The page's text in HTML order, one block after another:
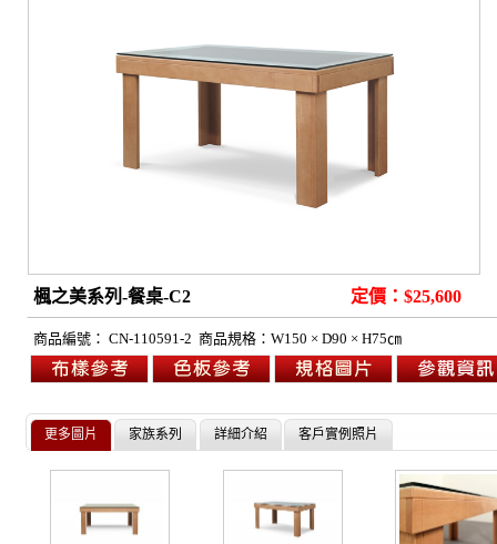
楓之美系列 -餐桌-C2 定價：$25,600
商品編號： CN-110591-2 商品規格： W150 × D90 × H75㎝
更多圖片 家族系列 詳細介紹 客戶實例照片